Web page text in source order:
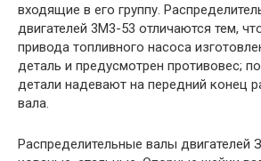
входящие в его группу.
двигателей 3M3-53 отличаются тем,
привода топливного насоса
деталь и предусмотрен противовес;
детали надевают на передний конец
вала.
Распределительные валы двигателей